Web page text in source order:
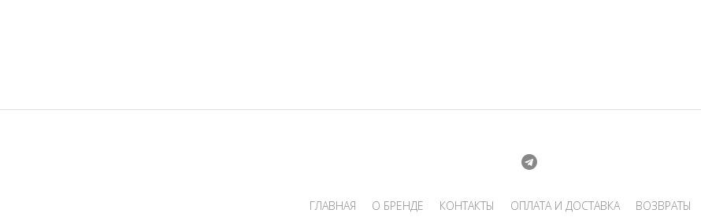
ГЛАВНАЯ О БРЕНДЕ КОНТАКТЫ ОПЛАТА И ДОСТАВКА ВОЗВРАТЫ